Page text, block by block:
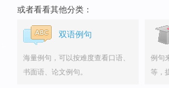
或者看看其他分类：
双语例句
海量例句，可以按难度查看口语、
书面语、论文例句。
例句
等，